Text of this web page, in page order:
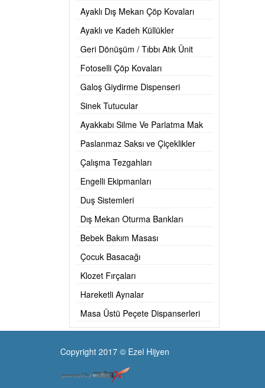
Ayaklı Dış Mekan Çöp Kovaları
Ayaklı ve Kadeh Küllükler
Geri Dönüşüm / Tıbbı Atık Ünit
Fotoselli Çöp Kovaları
Galoş Giydirme Dispenseri
Sinek Tutucular
Ayakkabı Silme Ve Parlatma Mak
Paslanmaz Saksı ve Çiçeklikler
Çalışma Tezgahları
Engelli Ekipmanları
Duş Sistemleri
Dış Mekan Oturma Bankları
Bebek Bakım Masası
Çocuk Basacağı
Klozet Fırçaları
Hareketli Aynalar
Masa Üstü Peçete Dispanserleri
Copyright 2017 © Ezel Hijyen